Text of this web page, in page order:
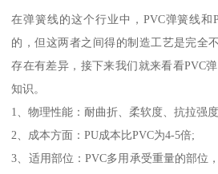
在弹簧线的这个行业中，PVC弹簧线
的，但这两者之间得的制造工艺是完全
存在有差异，接下来我们就来看看PVC
知识。
1、物理性能：耐曲折、柔软度、抗拉强
2、成本方面：PU成本比PVC为4-5倍;
3、适用部位：PVC多用承受重量的部位